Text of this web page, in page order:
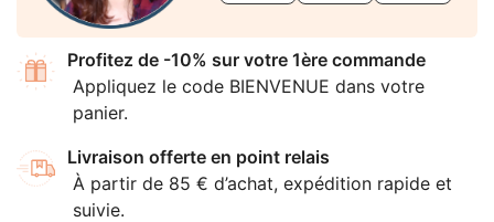
Profitez de -10% sur votre 1ère commande
Appliquez le code BIENVENUE dans votre
panier.
Livraison offerte en point relais
À partir de 85 € d’achat, expédition rapide et
suivie.